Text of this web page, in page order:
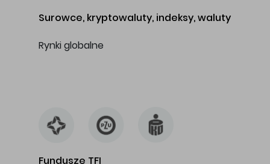
Surowce, kryptowaluty, indeksy, waluty
Rynki globalne
Fundusze TFI